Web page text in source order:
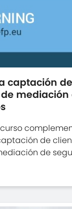
captación
mediación
de
de